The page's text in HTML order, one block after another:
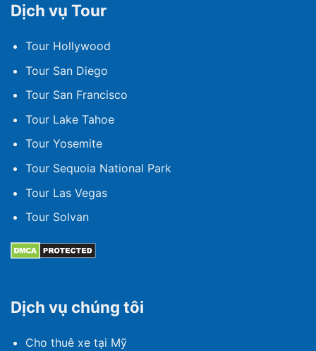
Dịch vụ Tour
Tour Hollywood
Tour San Diego
Tour San Francisco
Tour Lake Tahoe
Tour Yosemite
Tour Sequoia National Park
Tour Las Vegas
Tour Solvan
Dịch vụ chúng tôi
Cho thuê xe tại Mỹ